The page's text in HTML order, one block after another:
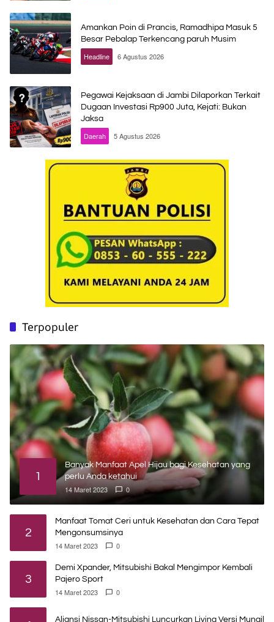
Amankan Poin di Prancis, Ramadhipa Masuk 5
Besar Pebalap Terkencang paruh Musim
Headline 6 Agustus 2026
Pegawai Kejaksaan di Jambi Dilaporkan Terkait
Dugaan Investasi Rp900 Juta, Kejati: Bukan
Jaksa
Daerah 5 Agustus 2026
Terpopuler
1
Banyak Manfaat Apel Hijau bagi Kesehatan yang
perlu Anda ketahui
14 Maret 2023 0
2
Manfaat Tomat Ceri untuk Kesehatan dan Cara Tepat
Mengonsumsinya
14 Maret 2023 0
3
Demi Xpander, Mitsubishi Bakal Mengimpor Kembali
Pajero Sport
14 Maret 2023 0
Aliansi Nissan-Mitsubishi Luncurkan Livina Versi Mungil